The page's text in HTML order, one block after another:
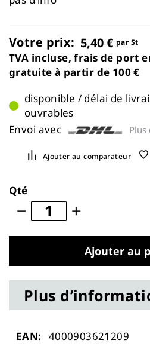
the
Votre prix: 5,40 € par St
TVA incluse, frais de port
gratuite à partir de 100 €
disponible / délai de
ouvrables
Envoi avec
Plus
Ajouter au comparateur
Qté
Ajouter au
Plus
Plus
4000903621209